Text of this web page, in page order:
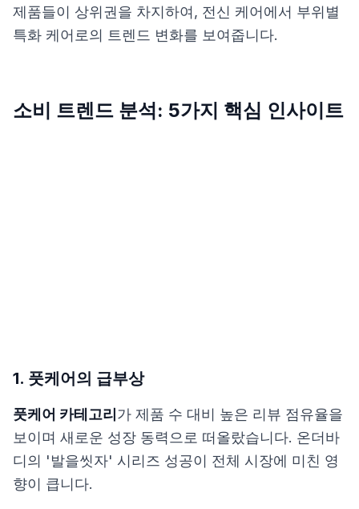
제품들이 상위권을 차지하여, 전신 케어에서 부위별
특화 케어로의 트렌드 변화를 보여줍니다.
소비 트렌드 분석: 5가지 핵심 인사이트
1. 풋케어의 급부상
풋케어 카테고리 가 제품 수 대비 높은 리뷰 점유율을
보이며 새로운 성장 동력으로 떠올랐습니다. 온더바
디의 '발을씻자' 시리즈 성공이 전체 시장에 미친 영
향이 큽니다.